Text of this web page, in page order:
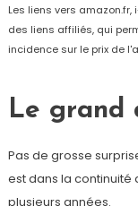
Les liens vers
des liens affiliés, qui
incidence sur le prix de
Le grand
Pas de grosse
est dans la continuité
plusieurs années.